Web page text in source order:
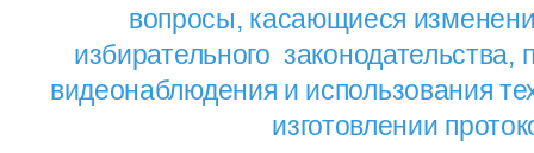
вопросы, касающиеся
избирательного
видеонаблюдения и использования
изготовлении